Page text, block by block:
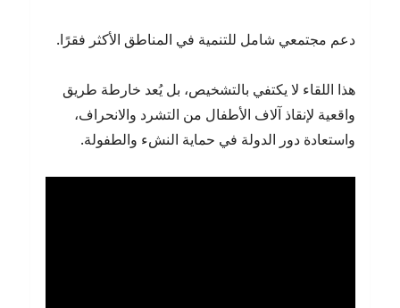
دعم مجتمعي شامل للتنمية في المناطق الأكثر فقرًا.
هذا اللقاء لا يكتفي بالتشخيص، بل يُعد خارطة طريق
واقعية لإنقاذ آلاف الأطفال من التشرد والانحراف،
واستعادة دور الدولة في حماية النشء والطفولة.